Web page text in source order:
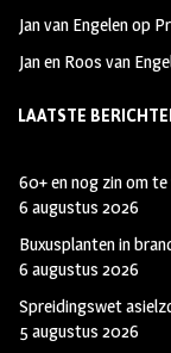
Jan van Engelenop
Jan en Roos van
LAATSTE
60+ en nog zin om
6 augustus 2026
Buxusplanten in
6 augustus 2026
Spreidingswet
5 augustus 2026